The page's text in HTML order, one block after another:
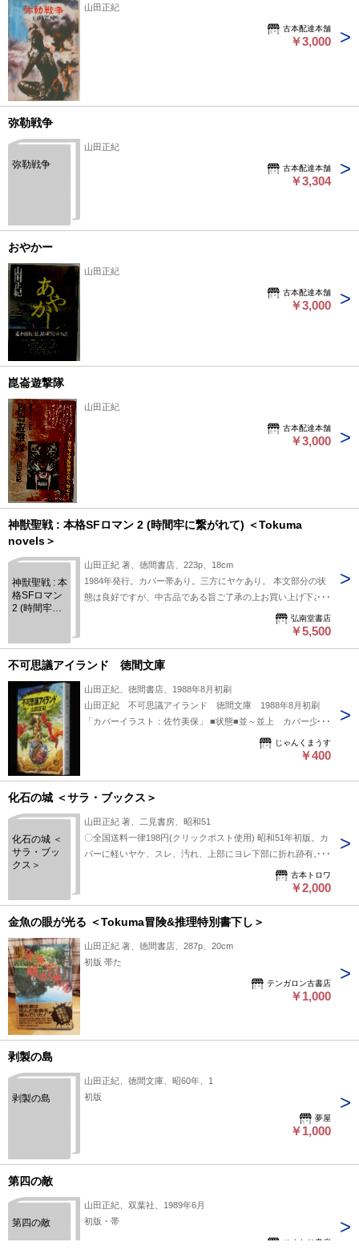
山田正紀
古本配達本舗
￥3,000
弥勒戦争
弥勒戦争
山田正紀
古本配達本舗
￥3,304
おやかー
山田正紀
古本配達本舗
￥3,000
崑崙遊撃隊
山田正紀
古本配達本舗
￥3,000
神獣聖戦 : 本格SFロマン 2 (時間牢に繋がれて) ＜Tokuma
novels＞
神獣聖戦 : 本
格SFロマン
2 (時間牢に
novels＞
山田正紀 著、徳間書店、223p、18cm
1984年発行。カバー帯あり。三方にヤケあり。 本文部分の状
態は良好ですが、中古品である旨ご了承の上お買い上げ下さ
弘南堂書店
￥5,500
不可思議アイランド 徳間文庫
山田正紀、徳間書店、1988年8月初刷
山田正紀 不可思議アイランド 徳間文庫 1988年8月初刷
「カバーイラスト：佐竹美保」 ■状態■並～並上 カバー少汚
じゃんくまうす
￥400
化石の城 ＜サラ・ブックス＞
化石の城 ＜
サラ・ブッ
クス＞
山田正紀 著、二見書房、昭和51
〇全国送料一律198円(クリックポスト使用) 昭和51年初版。カ
バーに軽いヤケ、スレ、汚れ、上部にヨレ下部に折れ跡有。ペ
ージ三方に軽いヤケ、汚れ有。本文部分の状態は良好ですが、
古本トロワ
￥2,000
金魚の眼が光る ＜Tokuma冒険&推理特別書下し＞
山田正紀 著、徳間書店、287p、20cm
初版 帯た
テンガロン古書店
￥1,000
剥製の島
剥製の島
山田正紀、徳間文庫、昭60年、1
初版
夢屋
￥1,000
第四の敵
第四の敵
山田正紀、双葉社、1989年6月
初版・帯
ひまわり書房